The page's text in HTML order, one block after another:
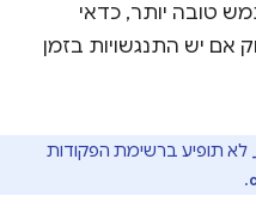
טובה יותר, כדאי
אם יש התנגשויות בזמן
לא תופיע ברשימת הפקודות
.